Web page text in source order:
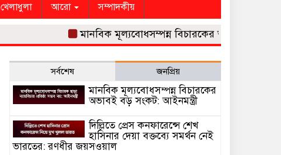
খেলাধুলা আরো সম্পাদকীয়
মানবিক মূল্যবোধসম্পন্ন বিচারকের অভাবই বড় সংকট:
সর্বশেষ জনপ্রিয়
মানবিক মূল্যবোধসম্পন্ন বিচারকের
অভাবই বড় সংকট: আইনমন্ত্রী
দিল্লিতে প্রেস কনফারেন্সে শেখ
হাসিনার দেয়া বক্তব্যে সমর্থন নেই
ভারতের: রণধীর জয়সওয়াল